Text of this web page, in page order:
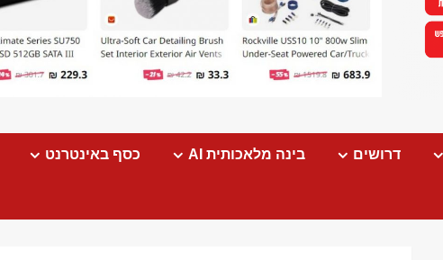
דרושים בינה מלאכותית AI כסף באינטרנט